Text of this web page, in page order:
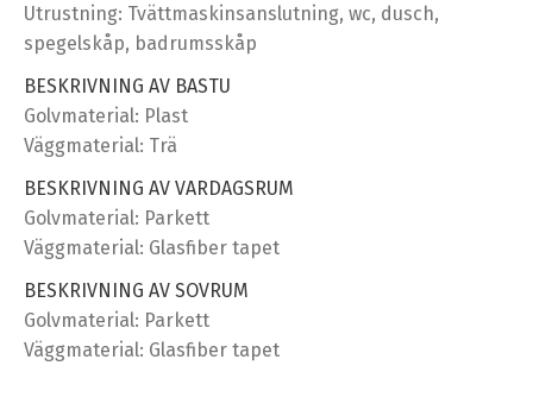
Utrustning: Tvättmaskinsanslutning, wc, dusch,
spegelskåp, badrumsskåp
BESKRIVNING AV BASTU
Golvmaterial: Plast
Väggmaterial: Trä
BESKRIVNING AV VARDAGSRUM
Golvmaterial: Parkett
Väggmaterial: Glasfiber tapet
BESKRIVNING AV SOVRUM
Golvmaterial: Parkett
Väggmaterial: Glasfiber tapet